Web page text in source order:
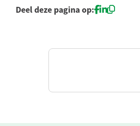
Deel deze pagina op: